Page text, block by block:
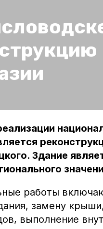
Здание
работы
замену
выполнение